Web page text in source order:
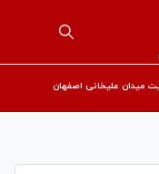
میدان علیخانی اصفهان